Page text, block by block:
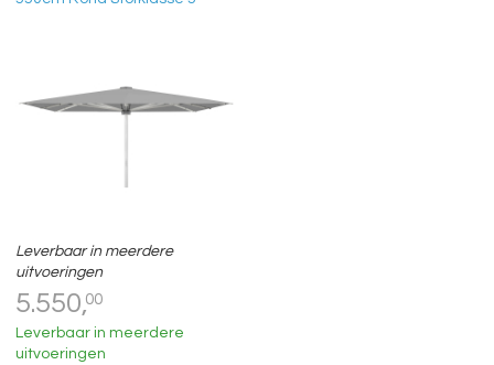
Leverbaar in meerdere
uitvoeringen
5.550,00
Leverbaar in meerdere
uitvoeringen